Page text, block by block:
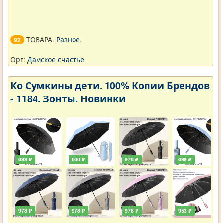
92 ТОВАРА. Разное.
Орг: Дамское счастье
Ко Сумкины дети. 100% Копии Брендов
- 1184. Зонты. Новинки
699 ₽
978 ₽
660 ₽
978 ₽
978 ₽
978 ₽
699 ₽
953 ₽